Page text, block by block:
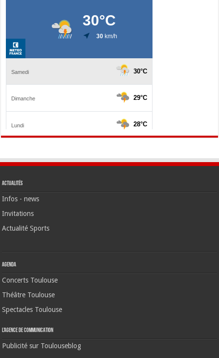
Actualités
Infos - news
Invitations
Actualité Sports
Agenda
Concerts Toulouse
Théâtre Toulouse
Spectacles Toulouse
L’agence de communication
Publicité sur Toulouseblog